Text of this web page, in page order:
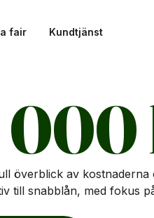
fair Kundtjänst
överblick av
till snabblån, med fokus